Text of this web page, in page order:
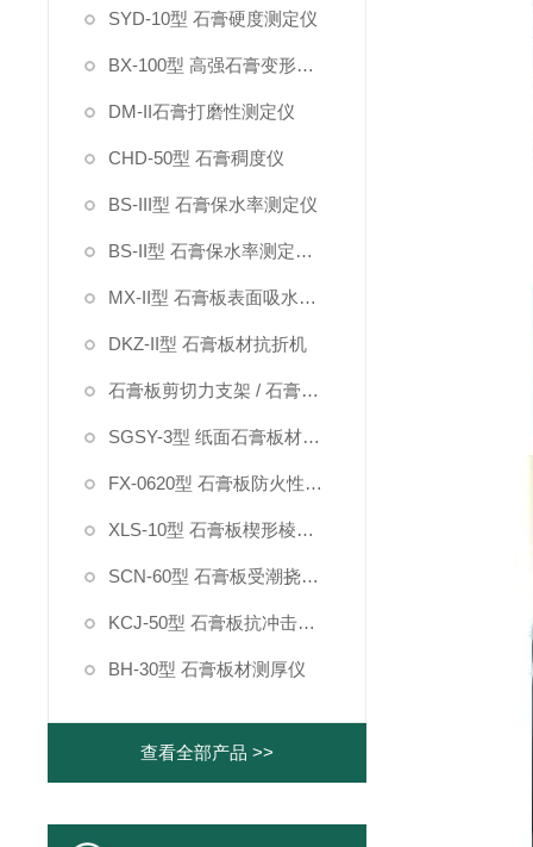
SYD-10型 石膏硬度测定仪
BX-100型 高强石膏变形测定仪
DM-II石膏打磨性测定仪
CHD-50型 石膏稠度仪
BS-III型 石膏保水率测定仪
BS-II型 石膏保水率测定仪（指针）
MX-II型 石膏板表面吸水率测定仪
DKZ-II型 石膏板材抗折机
石膏板剪切力支架 / 石膏板硬度钢针
SGSY-3型 纸面石膏板材受潮挠度试验箱
FX-0620型 石膏板防火性能测定仪
XLS-10型 石膏板楔形棱边深度测定仪
SCN-60型 石膏板受潮挠度测定仪
KCJ-50型 石膏板抗冲击强度测定仪
BH-30型 石膏板材测厚仪
查看全部产品 >>